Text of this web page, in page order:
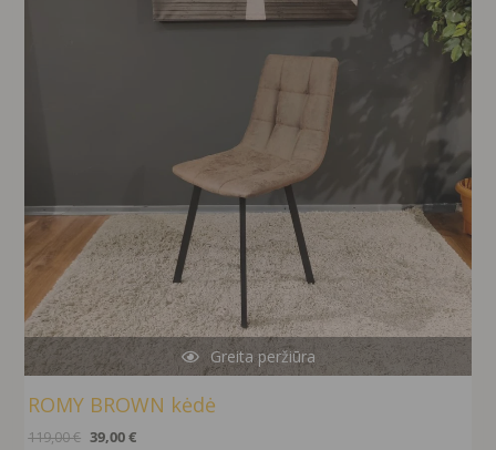
Greita peržiūra
ROMY BROWN kėdė
119,00€ 39,00€